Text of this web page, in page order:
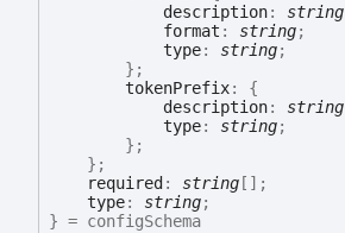
description: string
format : string;
type: string;
} ;
tokenPrefix: {
description: string
type: string;
} ;
} ;
required : string [] ;
type: string;
} = configSchema